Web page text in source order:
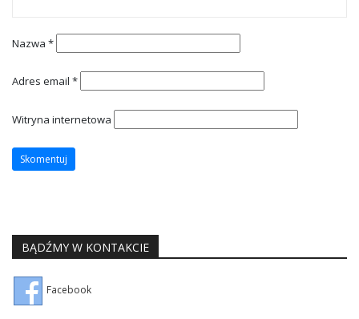
Nazwa *
Adres email *
Witryna internetowa
BĄDŹMY W KONTAKCIE
Facebook